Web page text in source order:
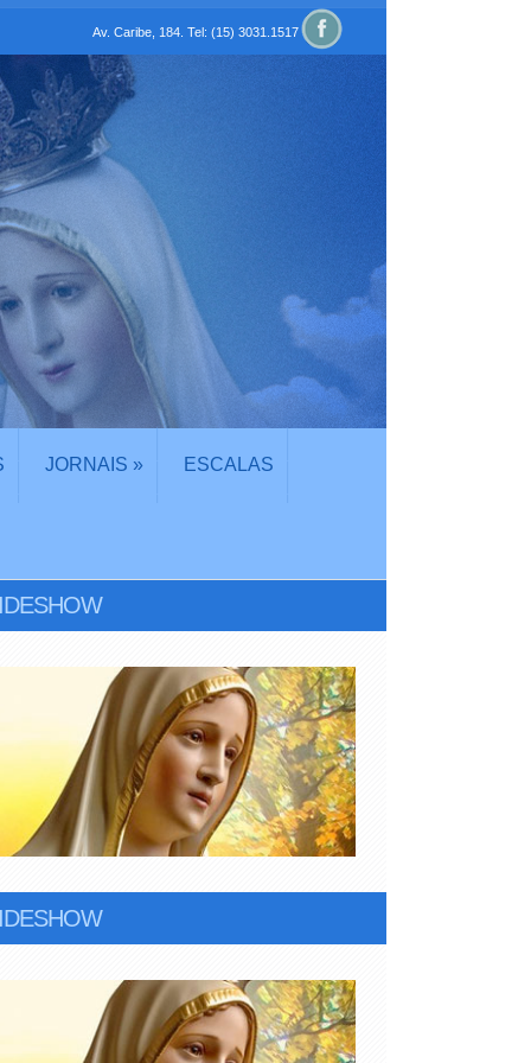
Av. Caribe, 184. Tel: (15) 3031.1517
JORNAIS » ESCALAS